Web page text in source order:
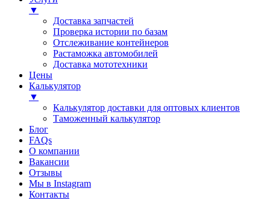
▼
Доставка запчастей
Проверка истории по базам
Отслеживание контейнеров
Растаможка автомобилей
Доставка мототехники
Цены
Калькулятор
▼
Калькулятор доставки для оптовых клиентов
Таможенный калькулятор
Блог
FAQs
О компании
Вакансии
Отзывы
Мы в Instagram
Контакты